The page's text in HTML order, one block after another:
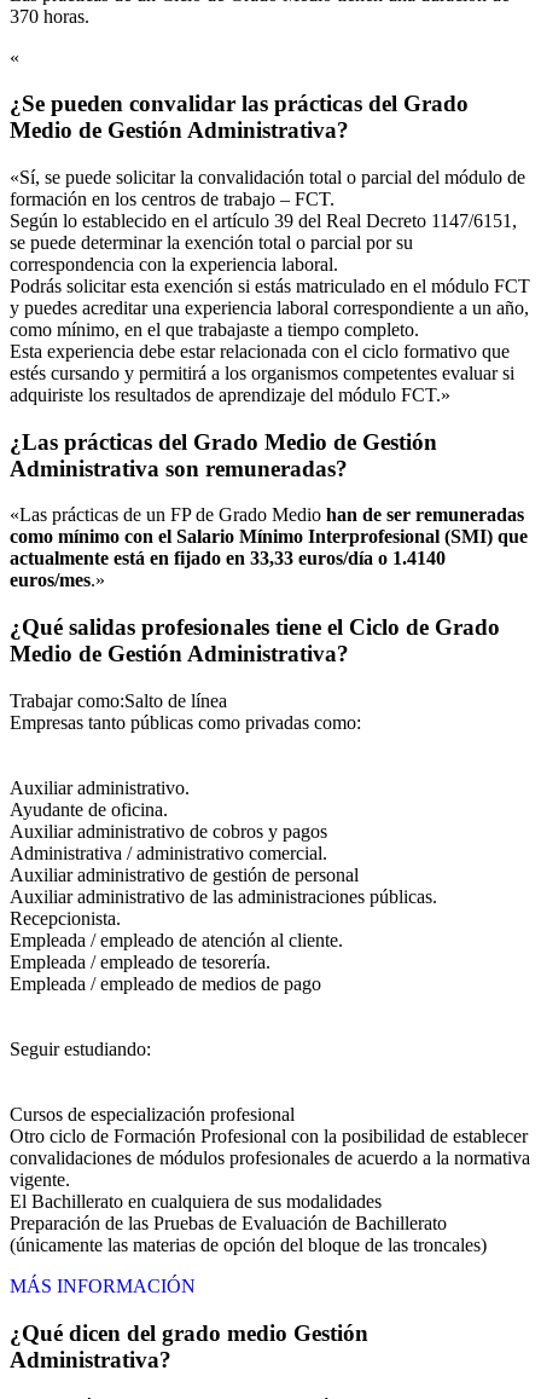
370 horas.
«
¿Se pueden convalidar las prácticas del Grado
Medio de Gestión Administrativa?
«Sí, se puede solicitar la convalidación total o parcial del módulo de
formación en los centros de trabajo – FCT.
Según lo establecido en el artículo 39 del Real Decreto 1147/6151,
se puede determinar la exención total o parcial por su
correspondencia con la experiencia laboral.
Podrás solicitar esta exención si estás matriculado en el módulo FCT
y puedes acreditar una experiencia laboral correspondiente a un año,
como mínimo, en el que trabajaste a tiempo completo.
Esta experiencia debe estar relacionada con el ciclo formativo que
estés cursando y permitirá a los organismos competentes evaluar si
adquiriste los resultados de aprendizaje del módulo FCT.»
¿Las prácticas del Grado Medio de Gestión
Administrativa son remuneradas?
«Las prácticas de un FP de Grado Medio han de ser remuneradas
como mínimo con el Salario Mínimo Interprofesional (SMI) que
actualmente está en fijado en 33,33 euros/día o 1.4140
euros/mes.»
¿Qué salidas profesionales tiene el Ciclo de Grado
Medio de Gestión Administrativa?
Trabajar como:Salto de línea
Empresas tanto públicas como privadas como:
Auxiliar administrativo.
Ayudante de oficina.
Auxiliar administrativo de cobros y pagos
Administrativa / administrativo comercial.
Auxiliar administrativo de gestión de personal
Auxiliar administrativo de las administraciones públicas.
Recepcionista.
Empleada / empleado de atención al cliente.
Empleada / empleado de tesorería.
Empleada / empleado de medios de pago
Seguir estudiando:
Cursos de especialización profesional
Otro ciclo de Formación Profesional con la posibilidad de establecer
convalidaciones de módulos profesionales de acuerdo a la normativa
vigente.
El Bachillerato en cualquiera de sus modalidades
Preparación de las Pruebas de Evaluación de Bachillerato
(únicamente las materias de opción del bloque de las troncales)
MÁS INFORMACIÓN
¿Qué dicen del grado medio Gestión
Administrativa?